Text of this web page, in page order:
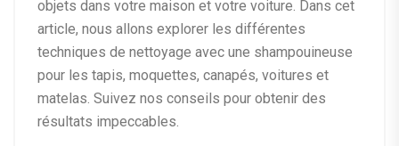
objets dans votre maison et votre voiture. Dans cet
article, nous allons explorer les différentes
techniques de nettoyage avec une shampouineuse
pour les tapis, moquettes, canapés, voitures et
matelas. Suivez nos conseils pour obtenir des
résultats impeccables.